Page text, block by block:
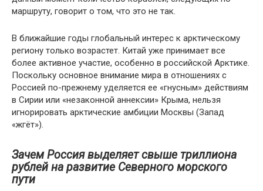
маршруту, говорит о том, что это не так.
В ближайшие годы глобальный интерес к арктическому
региону только возрастет. Китай уже принимает все
более активное участие, особенно в российской Арктике.
Поскольку основное внимание мира в отношениях с
Россией по-прежнему уделяется ее «гнусным» действиям
в Сирии или «незаконной аннексии» Крыма, нельзя
игнорировать арктические амбиции Москвы (Запад
«жгёт»).
Зачем Россия выделяет свыше триллиона
рублей на развитие Северного морского
пути